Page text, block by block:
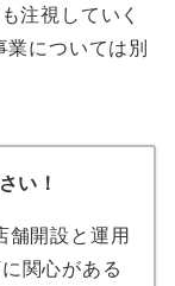
注視していく
業については別
い！
舗開設と運用
関心がある